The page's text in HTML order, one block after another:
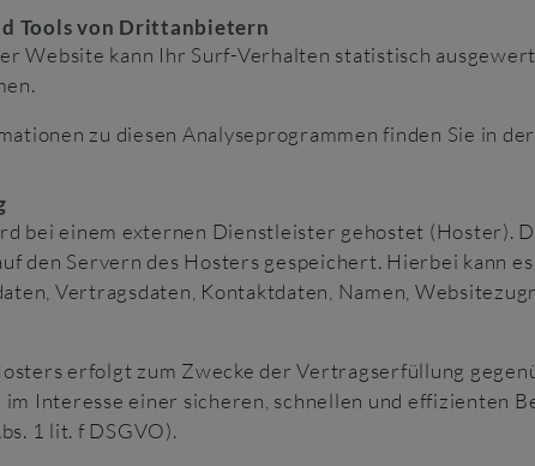
Tools von Dritt­anbietern
Website kann Ihr Surf-Verhalten statistisch
zu diesen Analyseprogrammen finden Sie in
bei einem externen Dienstleister gehostet (Hoster).
den Servern des Hosters gespeichert. Hierbei kann
Vertragsdaten, Kontaktdaten, Namen,
erfolgt zum Zwecke der Vertragserfüllung
im Interesse einer sicheren, schnellen und effizienten
1 lit. f DSGVO).